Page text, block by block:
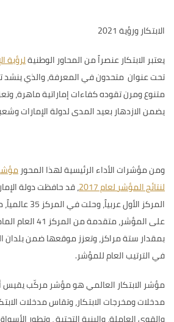
الابتكار ورؤية 2021
يعتبر الابتكار عنصراً منالمحاور الوطنيةلرؤية
تحت عنوان متحدون في المعرفة، والذي
متنوع ومرن تقوده كفاءات إماراتية ماهرة،
يضمن الازدهار بعيد المدى لدولة الإمارات
ومن مؤشرات الأداء الرئيسية لهذا المحور
لنتائج المؤشر لعام 2017
، قدحافظت دولة
المركز الأول
على المؤشر،
بمقدار ستة مراكز، وتعزز موقعها ضمن بلدان
في الترتيب العام للمؤشر.
مؤشر الابتكار العالمي هو مؤشر مركّب يقيس
مدخلات ومخرجات الابتكار، وتقاس مدخلات
والقوى العاملة، والبنية التحتية ، وتطور